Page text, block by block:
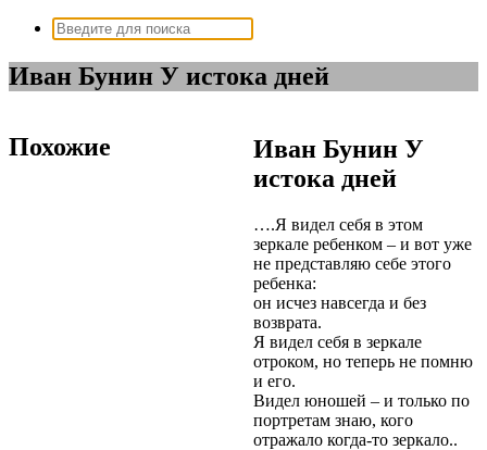
Поиск:
Иван Бунин У истока дней
Иван Бунин У
истока дней
….Я видел себя в этом
зеркале ребенком – и вот уже
не представляю себе этого
ребенка:
он исчез навсегда и без
возврата.
Я видел себя в зеркале
отроком, но теперь не помню
и его.
Видел юношей – и только по
портретам знаю, кого
отражало когда-то зеркало..
Похожие